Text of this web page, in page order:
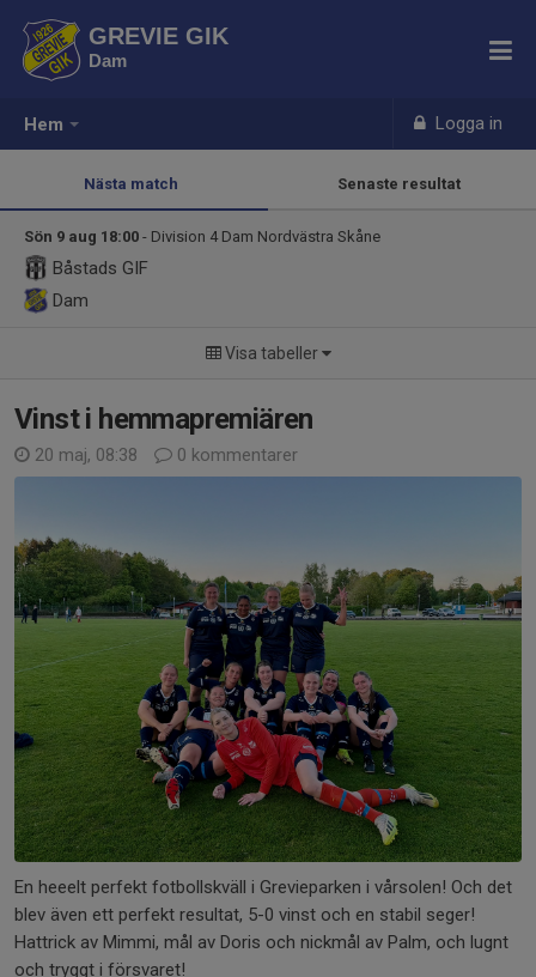
Hem Logga in
GREVIE GIK
Dam
Nästa match Senaste resultat
Sön 9 aug 18:00 - Division 4 Dam Nordvästra Skåne
Båstads GIF
Dam
Visa tabeller
Vinst i hemmapremiären
20 maj, 08:38 0 kommentarer
En heeelt perfekt fotbollskväll i Grevieparken i vårsolen! Och det
blev även ett perfekt resultat, 5-0 vinst och en stabil seger!
Hattrick av Mimmi, mål av Doris och nickmål av Palm, och lugnt
och tryggt i försvaret!